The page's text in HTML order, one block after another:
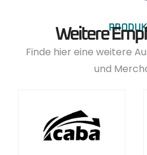
Weitere
Finde hier eine weitere
und